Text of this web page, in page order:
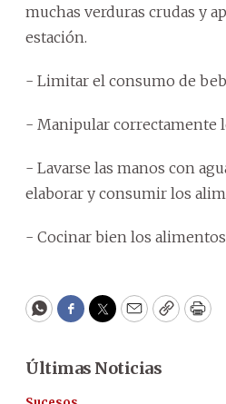
muchas verduras crudas y
estación.
- Limitar el consumo de
- Manipular correctamente
- Lavarse las manos con
elaborar y consumir los
- Cocinar bien los
WhatsApp
Facebook
Twitter
EmailCopy
Últimas Noticias